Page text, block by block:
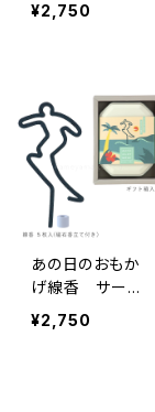
¥2,750
あの日のおもか
げ線香 サーフ
ィン
¥2,750